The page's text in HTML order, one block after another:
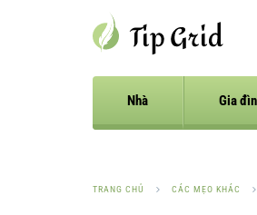
Nhà Gia
TRANG CHỦ CÁC MẸO KHÁC